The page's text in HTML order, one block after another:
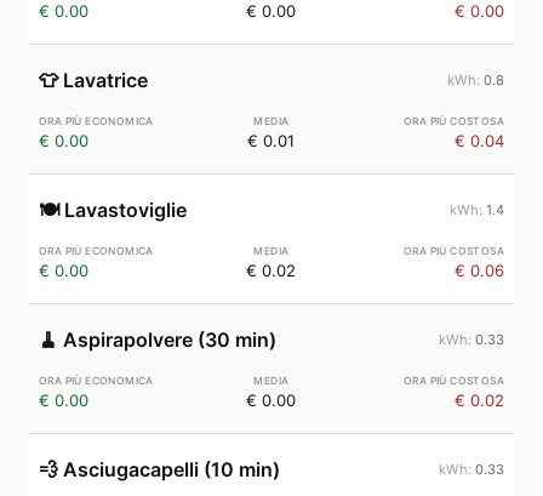
€ 0.00 € 0.00 € 0.00
👕 Lavatrice 0.8
€ 0.00 € 0.01 € 0.04
🍽️ Lavastoviglie 1.4
€ 0.00 € 0.02 € 0.06
🧹 Aspirapolvere (30 min) 0.33
€ 0.00 € 0.00 € 0.02
💨 Asciugacapelli (10 min) 0.33